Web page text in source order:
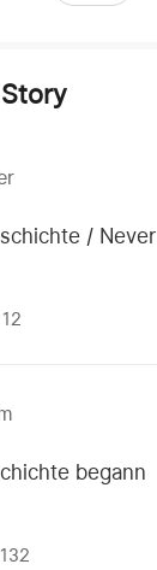
/ Never
12
begann
132